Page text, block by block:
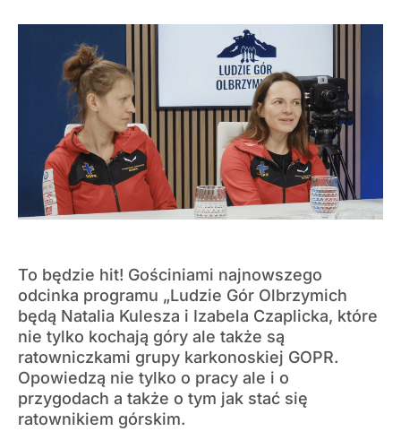
To będzie hit! Gościniami najnowszego
odcinka programu „Ludzie Gór Olbrzymich
będą Natalia Kulesza i Izabela Czaplicka, które
nie tylko kochają góry ale także są
ratowniczkami grupy karkonoskiej GOPR.
Opowiedzą nie tylko o pracy ale i o
przygodach a także o tym jak stać się
ratownikiem górskim.